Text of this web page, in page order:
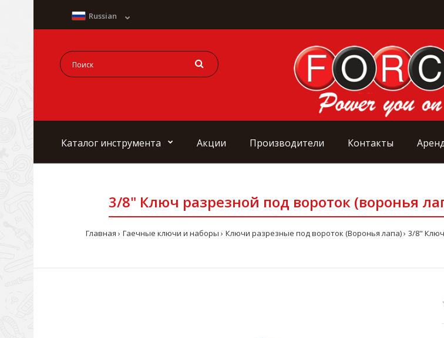
Russian
Каталог инструмента Акции Производители Контакты
3/8" Ключ разрезной под вороток (воронья
Главная Гаечные ключи и наборы Ключи разрезные под вороток (Воронья лапа) 3/8" Ключ